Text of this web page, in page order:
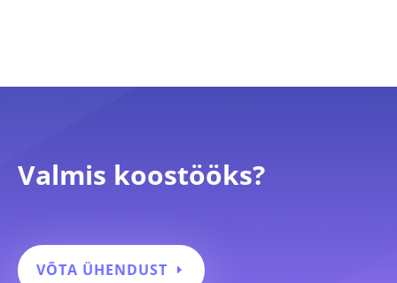
Valmis koostööks?
VÕTA ÜHENDUST